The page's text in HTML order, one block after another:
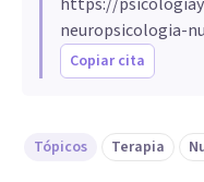
neuropsicologia-
Copiar cita
Tópicos Terapia